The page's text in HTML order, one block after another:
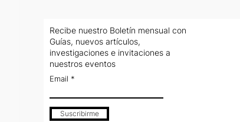
Recibe nuestro Boletín mensual con
Guías, nuevos artículos,
investigaciones e invitaciones a
nuestros eventos
Email
Suscribirme